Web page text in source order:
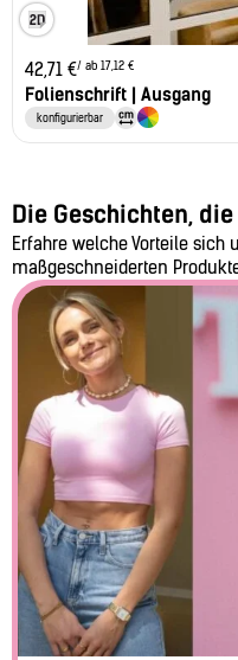
42,71 €/ ab 17,12 €
Folienschrift | Ausgang
konfigurierbar
Die Geschichten,
Erfahre welche Vorteile sich
maßgeschneiderten